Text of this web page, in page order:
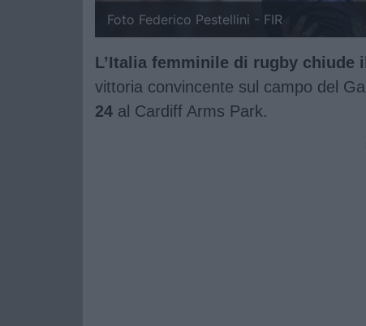
Foto Federico Pestellini - FIR
L’Italia femminile di rugby chiude il
vittoria convincente sul campo del
24 al Cardiff Arms Park.